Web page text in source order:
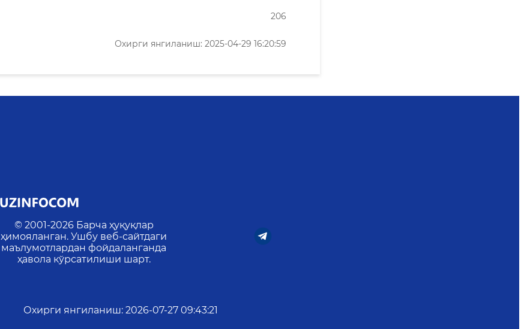
206
Охирги янгиланиш: 2025-04-29 16:20:59
© 2001-2026 Барча ҳуқуқлар
ҳимояланган. Ушбу веб-сайтдаги
маълумотлардан фойдаланганда
ҳавола кўрсатилиши шарт.
Охирги янгиланиш: 2026-07-27 09:43:21